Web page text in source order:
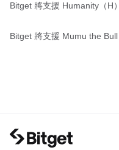
Bitget 將支援 Humanity（H
Bitget 將支援 Mumu the